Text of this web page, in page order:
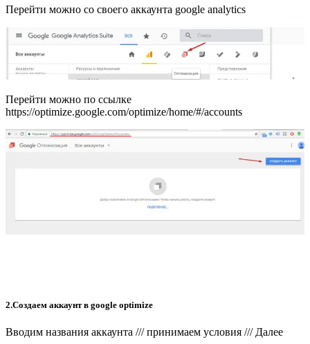
Перейти можно со своего аккаунта google analytics
Перейти можно по ссылке
https://optimize.google.com/optimize/home/#/accounts
2.Создаем аккаунт в google optimize
Вводим названия аккаунта /// принимаем условия /// Далее